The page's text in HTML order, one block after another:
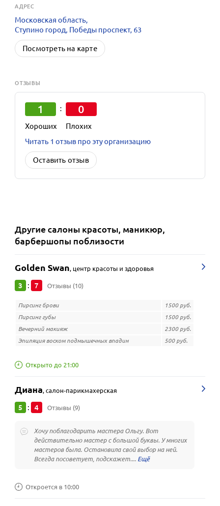
АДРЕС
Московская область,
Ступино город, Победы проспект, 63
Посмотреть на карте
ОТЗЫВЫ
1
Хороших
: 0
Плохих
Читать 1 отзыв про эту организацию
Оставить отзыв
Другиесалоны красоты, маникюр,
барбершопы поблизости
Golden Swan, центр красоты и здоровья
3 : 7 Отзывы (10)
Пирсинг брови
1500 руб.
Пирсинг губы
1500 руб.
Вечерний макияж
2300 руб.
Эпиляция воском подмышечных впадин
500 руб.
Открыто до 21:00
Диана,салон-парикмахерская
5 : 4 Отзывы (9)
Хочу поблагодарить мастера Ольгу. Вот
действительно мастер с большой буквы. У многих
мастеров была. Остановила свой выбор на ней.
Всегда посоветует, подскажет....
Откроется в 10:00